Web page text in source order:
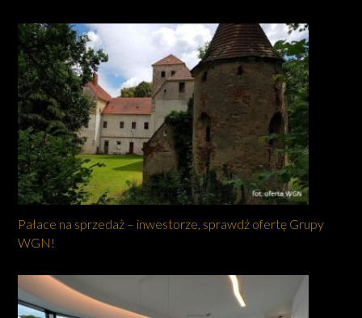
Pałace na sprzedaż – inwestorze, sprawdź ofertę Grupy
WGN!